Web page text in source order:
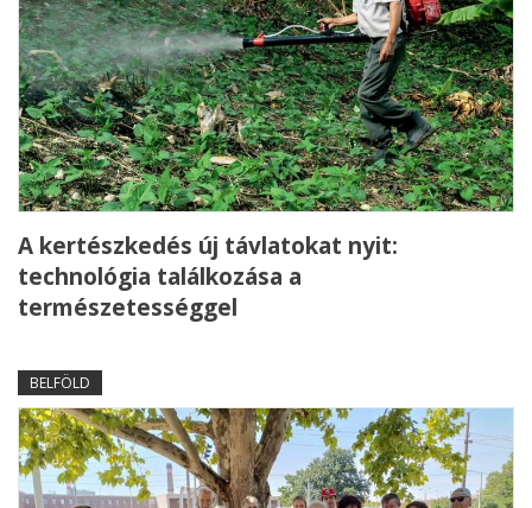
A kertészkedés új távlatokat nyit:
technológia találkozása a
természetességgel
BELFÖLD